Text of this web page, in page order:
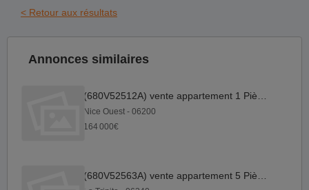
< Retour aux résultats
Annonces similaires
Nice Ouest - 06200
164 000€